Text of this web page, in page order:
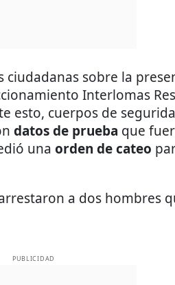
sobre la
Interlomas
esto, cuerpos de
datos de prueba que
una orden de cateo
a dos hombres
PUBLICIDAD